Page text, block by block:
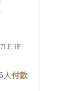
1P
人付款